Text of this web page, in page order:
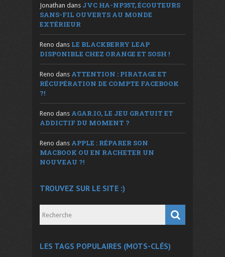
Jonathan dans JVC HA-NP35T, ÉCOUTEURS
SANS-FIL OUVERTS AU MONDE
EXTÉRIEUR
Reno dans LE BLACKBERRY LEAP
DISPONIBLE CHEZ ORANGE ET SOSH !
Reno dans ATTENTION : PIRATAGE ET
RÉCUPÉRATION DE COMPTE FACEBOOK
?!
Reno dans AGAR.IO, LE JEU GRATUIT ET
ADDICTIF DU MOMENT ?
Reno dans APPLE : RÉPARER SON
MACBOOK OU EN RACHETER UN
NOUVEAU ?!
TROUVEZ SUR LE SITE :)
LES TAGS POPULAIRES (MOTS-CLÉS)